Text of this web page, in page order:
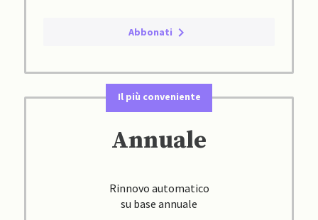
Abbonati
Il più conveniente
Annuale
Rinnovo automatico
su base annuale